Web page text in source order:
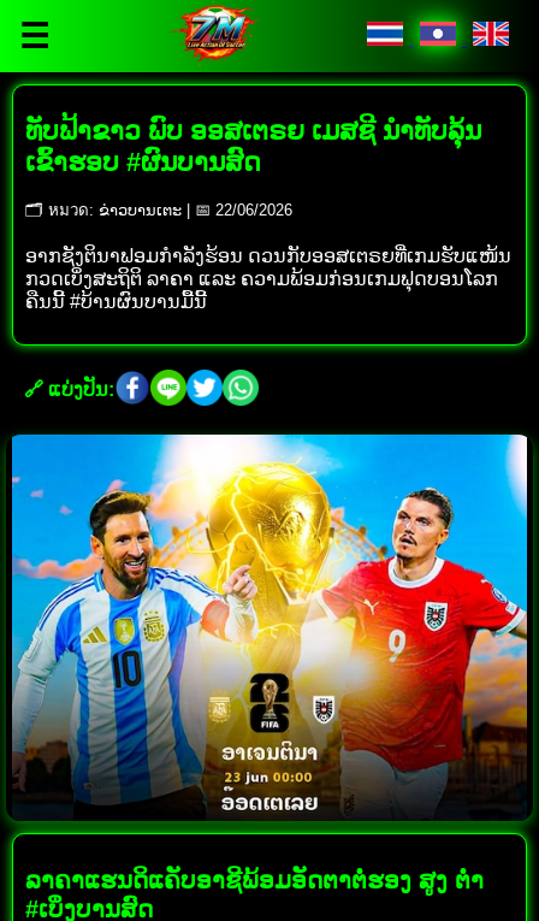
☰
ທັບຟ້າຂາວ ພົບ ອອສເຕຣຍ ເມສຊີ ນຳທັບລຸ້ນ
ເຂົ້າຮອບ #ຜົນບານສົດ
🗂 หมวด: ຂ່າວບານເຕະ | 📅 22/06/2026
ອາກຊັງຕິນາຟອມກຳລັງຮ້ອນ ດວນກັບອອສເຕຣຍທີ່ເກມຮັບແໜ້ນ
ກວດເບິ່ງສະຖິຕິ ລາຄາ ແລະ ຄວາມພ້ອມກ່ອນເກມຟຸດບອນໂລກ
ຄືນນີ້ #ບ້ານຜົນບານມື້ນີ້
🔗 ແບ່ງປັນ:
ລາຄາແຮນດິແຄັບອາຊີພ້ອມອັດຕາຕໍ່ຮອງ ສູງ ຕ່ຳ
#ເບິ່ງບານສົດ